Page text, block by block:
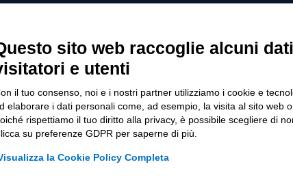
alla direzione e coordinamento di Tinexta SpA
REA n. 877679
Visura S.p.A. Visura.it
sito web raccoglie alcuni
e utenti
il tuo consenso, noi e i nostri partner utilizziamo i cookie e
elaborare i dati personali come, ad esempio, la visita al sito web
rispettiamo il tuo diritto alla privacy, è possibile scegliere di
su preferenze GDPR per saperne di più.
la Cookie Policy Completa